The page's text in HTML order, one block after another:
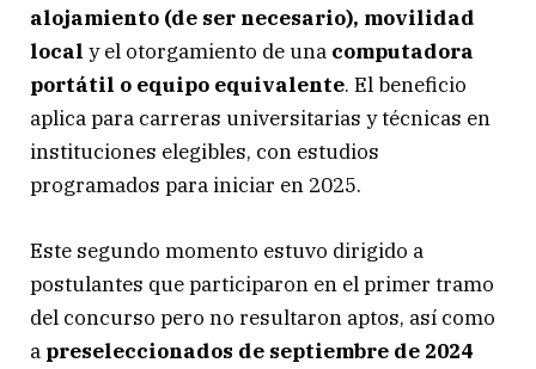
alojamiento (de ser necesario), movilidad
local y el otorgamiento de una computadora
portátil o equipo equivalente. El beneficio
aplica para carreras universitarias y técnicas en
instituciones elegibles, con estudios
programados para iniciar en 2025.
Este segundo momento estuvo dirigido a
postulantes que participaron en el primer tramo
del concurso pero no resultaron aptos, así como
a preseleccionados de septiembre de 2024